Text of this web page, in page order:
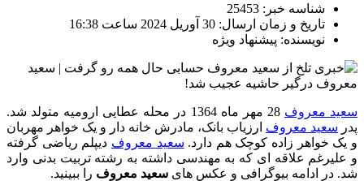
شناسه خبر: 25453
تاریخ و زمان ارسال: 30 آوریل 2024 ساعت 16:38
نویسنده: پیشنهاد ویژه
سعید معروف
28 مهر ماه 1364 در محله عطایی ارومیه متولد شد.
پدر سعید معروف ارزیاب بانک، مادرش خانه دار و یک خواهر مهربان
و یک خواهر زاده کوچک هم دارد. سعید معروف دیپلم ریاضی گرفته
و علیرغم علاقه ای که به مهندسی داشته به رشته تربیت بدنی وارد
شد. در ادامه بیوگرافی و عکس های سعید معروف را ببینید.